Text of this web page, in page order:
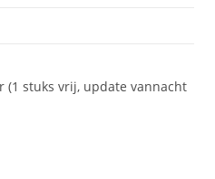
(1 stuks vrij, update vannacht